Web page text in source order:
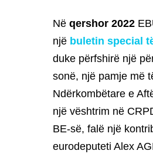
Në qershor 2022
një buletin special
duke përfshirë një
sonë, një pamje më
Ndërkombëtare e
një vështrim në
BE-së, falë një
eurodeputeti Alex